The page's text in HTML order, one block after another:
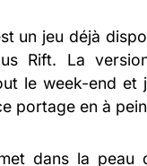
un jeu déjà
Rift. La
le week-end et
portage en à
dans la peau